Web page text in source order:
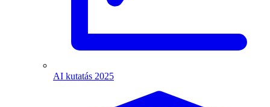
AI kutatás 2025